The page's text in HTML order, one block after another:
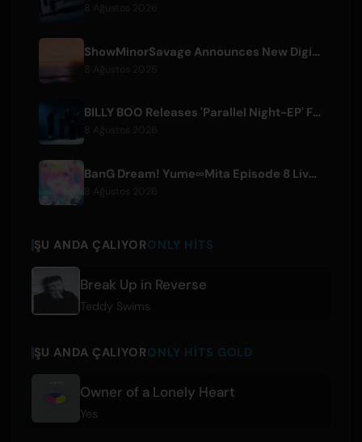
ShowMinorSavage Announces New Digital Single 'Gradation'
BILLY BOO Releases 'Parallel Night-EP' Featuring TV Drama Theme Song
BanG Dream! Yume∞Mita Episode 8 Live Clip Released
ŞU ANDA ÇALIYORONLY HITS
Break Up in Reverse
Teddy Swims
ŞU ANDA ÇALIYORONLY HITS GOLD
Owner of a Lonely Heart
Yes